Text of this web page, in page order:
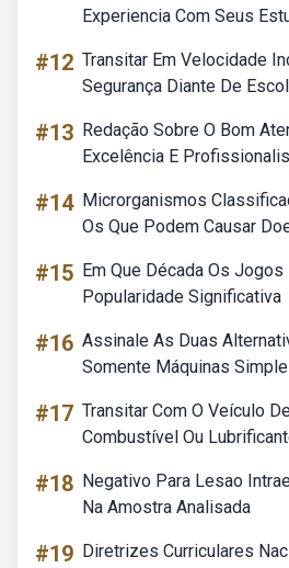
Experiencia Com Seus
#12 Transitar Em Velocidade
Segurança Diante De
#13 Redação Sobre O Bom
Excelência E
#14 Microrganismos
Os Que Podem Causar
#15 Em Que Década Os
Popularidade Significativa
#16 Assinale As Duas
Somente Máquinas
#17 Transitar Com O Veículo
Combustível Ou
#18 Negativo Para Lesao
Na Amostra Analisada
#19 Diretrizes Curriculares